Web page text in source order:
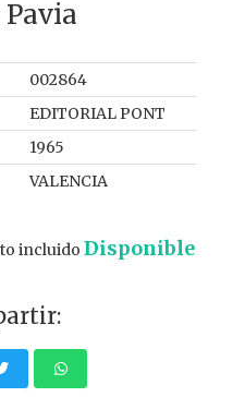
002864
EDITORIAL PONT
1965
VALENCIA
incluido Disponible